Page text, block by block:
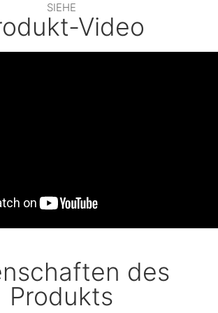
SIEHE
Video
des
Produkts